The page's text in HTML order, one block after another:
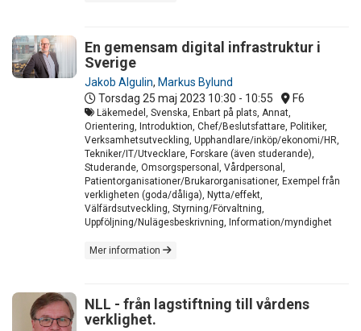
En gemensam digital infrastruktur i
Sverige
Jakob Algulin, Markus Bylund
Torsdag 25 maj 2023 10:30 - 10:55 F6
Läkemedel, Svenska, Enbart på plats, Annat,
Orientering, Introduktion, Chef/Beslutsfattare, Politiker,
Verksamhetsutveckling, Upphandlare/inköp/ekonomi/HR,
Tekniker/IT/Utvecklare, Forskare (även studerande),
Studerande, Omsorgspersonal, Vårdpersonal,
Patientorganisationer/Brukarorganisationer, Exempel från
verkligheten (goda/dåliga), Nytta/effekt,
Välfärdsutveckling, Styrning/Förvaltning,
Uppföljning/Nulägesbeskrivning, Information/myndighet
Mer information
NLL - från lagstiftning till vårdens
verklighet.